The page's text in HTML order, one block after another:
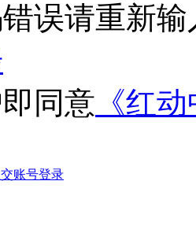
误请重新输
同意 《红
账号登录